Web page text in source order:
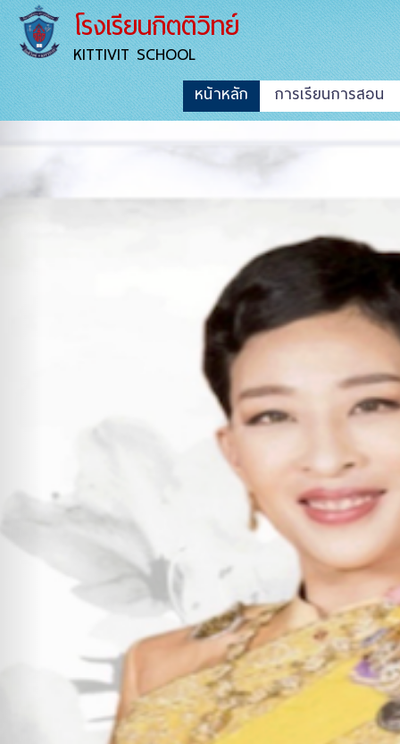
โรงเรียนกิตติวิทย์
KITTIVIT SCHOOL
หน้าหลัก การเรียนการสอน